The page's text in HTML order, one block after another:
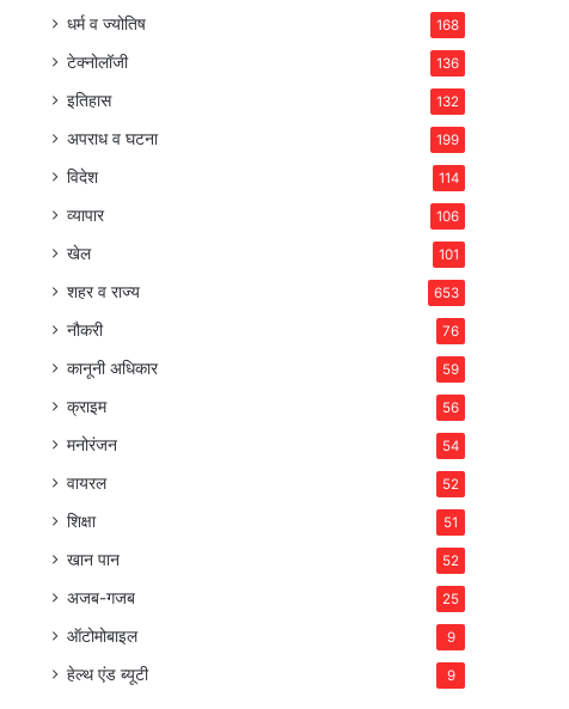
धर्म व ज्योतिष 168
टेक्नोलॉजी 136
इतिहास 132
अपराध व घटना 199
विदेश 114
व्यापार 106
खेल 101
शहर व राज्य 653
नौकरी 76
कानूनी अधिकार 59
क्राइम 56
मनोरंजन 54
वायरल 52
शिक्षा 51
खान पान 52
अजब-गजब 25
ऑटोमोबाइल 9
हेल्थ एंड ब्यूटी 9